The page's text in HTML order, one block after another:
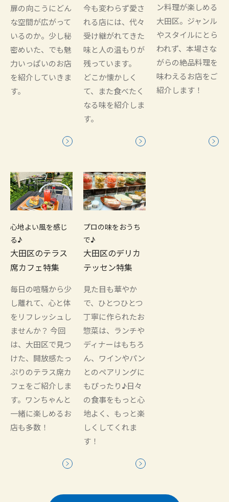
扉の向こうにどん
な空間が広がって
いるのか。少し秘
密めいた、でも魅
力いっぱいのお店
を紹介していきま
す。
今も変わらず愛さ
れる店には、代々
受け継がれてきた
味と人の温もりが
残っています。
どこか懐かしく
て、また食べたく
なる味を紹介しま
す。
ン料理が楽しめる
大田区。ジャンル
やスタイルにとら
われず、本場さな
がらの絶品料理を
味わえるお店をご
紹介します！
心地よい風を感じ
る♪
大田区のテラス
席カフェ特集
毎日の喧騒から少
し離れて、心と体
をリフレッシュし
ませんか？ 今回
は、大田区で見つ
けた、開放感たっ
ぷりのテラス席カ
フェをご紹介しま
す。ワンちゃんと
一緒に楽しめるお
店も多数！
プロの味をおうち
で♪
大田区のデリカ
テッセン特集
見た目も華やか
で、ひとつひとつ
丁寧に作られたお
惣菜は、ランチや
ディナーはもちろ
ん、ワインやパン
とのペアリングに
もぴったり♪日々
の食事をもっと心
地よく、もっと楽
しくしてくれま
す！